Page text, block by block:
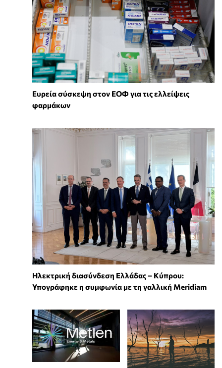
Ευρεία σύσκεψη στον ΕΟΦ για τις ελλείψεις
φαρμάκων
Ηλεκτρική διασύνδεση Ελλάδας – Κύπρου:
Υπογράφηκε η συμφωνία με τη γαλλική Meridiam